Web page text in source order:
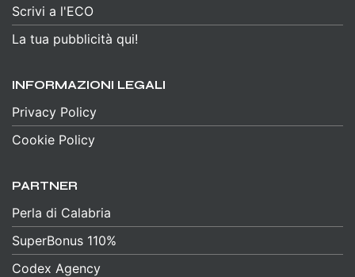
Scrivi a l'ECO
La tua pubblicità qui!
INFORMAZIONI LEGALI
Privacy Policy
Cookie Policy
PARTNER
Perla di Calabria
SuperBonus 110%
Codex Agency